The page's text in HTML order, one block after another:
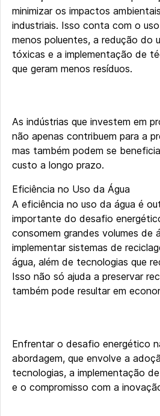
minimizar os impactos
industriais. Isso conta com o
menos poluentes, a redução do
tóxicas e a implementação de
que geram menos resíduos.
As indústrias que investem em
não apenas contribuem para a
mas também podem se
custo a longo prazo.
Eficiência no Uso da Água
A eficiência no uso da água é
importante do desafio
consomem grandes volumes de
implementar sistemas de
água, além de tecnologias que
Isso não só ajuda a preservar
também pode resultar em
Enfrentar o desafio energético
abordagem, que envolve a
tecnologias, a implementação
e o compromisso com a